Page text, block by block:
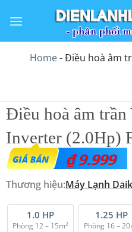
qua
Home-Điều hoà âm
Điều hoà âm
Inverter (2.0Hp)
₫9.999
Thương hiệu:Máy Lạnh
1.0 HP
Phòng 12 – 15m2
1.25 HP
Phòng 16 –